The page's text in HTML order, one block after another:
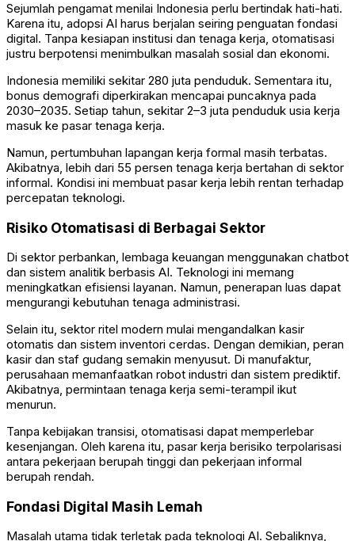
Sejumlah pengamat menilai Indonesia perlu bertindak hati-hati.
Karena itu, adopsi AI harus berjalan seiring penguatan fondasi
digital. Tanpa kesiapan institusi dan tenaga kerja, otomatisasi
justru berpotensi menimbulkan masalah sosial dan ekonomi.
Indonesia memiliki sekitar 280 juta penduduk. Sementara itu,
bonus demografi diperkirakan mencapai puncaknya pada
2030–2035. Setiap tahun, sekitar 2–3 juta penduduk usia kerja
masuk ke pasar tenaga kerja.
Namun, pertumbuhan lapangan kerja formal masih terbatas.
Akibatnya, lebih dari 55 persen tenaga kerja bertahan di sektor
informal. Kondisi ini membuat pasar kerja lebih rentan terhadap
percepatan teknologi.
Risiko Otomatisasi di Berbagai Sektor
Di sektor perbankan, lembaga keuangan menggunakan chatbot
dan sistem analitik berbasis AI. Teknologi ini memang
meningkatkan efisiensi layanan. Namun, penerapan luas dapat
mengurangi kebutuhan tenaga administrasi.
Selain itu, sektor ritel modern mulai mengandalkan kasir
otomatis dan sistem inventori cerdas. Dengan demikian, peran
kasir dan staf gudang semakin menyusut. Di manufaktur,
perusahaan memanfaatkan robot industri dan sistem prediktif.
Akibatnya, permintaan tenaga kerja semi-terampil ikut
menurun.
Tanpa kebijakan transisi, otomatisasi dapat memperlebar
kesenjangan. Oleh karena itu, pasar kerja berisiko terpolarisasi
antara pekerjaan berupah tinggi dan pekerjaan informal
berupah rendah.
Fondasi Digital Masih Lemah
Masalah utama tidak terletak pada teknologi AI. Sebaliknya,